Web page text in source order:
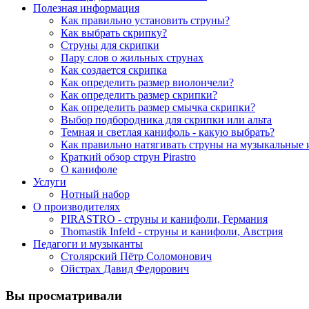
Полезная информация
Как правильно установить струны?
Как выбрать скрипку?
Струны для скрипки
Пару слов о жильных струнах
Как создается скрипка
Как определить размер виолончели?
Как определить размер скрипки?
Как определить размер смычка скрипки?
Выбор подбородника для скрипки или альта
Темная и светлая канифоль - какую выбрать?
Как правильно натягивать струны на музыкальные
Краткий обзор струн Pirastro
О канифоле
Услуги
Нотный набор
О производителях
PIRASTRO - струны и канифоли, Германия
Thomastik Infeld - струны и канифоли, Австрия
Педагоги и музыканты
Столярский Пётр Соломонович
Ойстрах Давид Федорович
Вы просматривали